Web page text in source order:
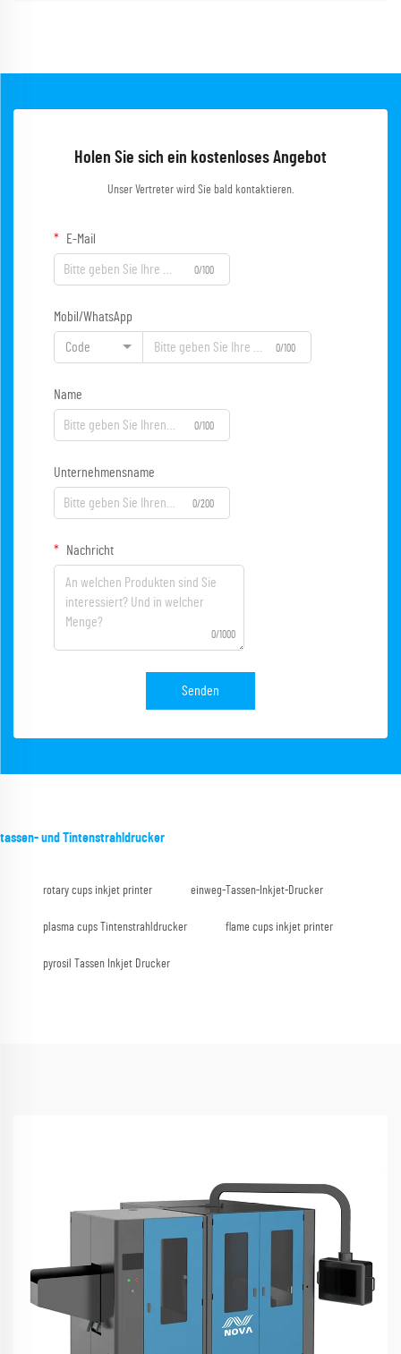
Holen Sie sich ein kostenloses Angebot
Unser Vertreter wird Sie bald kontaktieren.
E-Mail
0/100
Mobil/WhatsApp
Code 0/100
Name
0/100
Unternehmensname
0/200
Nachricht
0/1000
Senden
tassen- und Tintenstrahldrucker
rotary cups inkjet printer einweg-Tassen-Inkjet-Drucker
plasma cups Tintenstrahldrucker flame cups inkjet printer
pyrosil Tassen Inkjet Drucker